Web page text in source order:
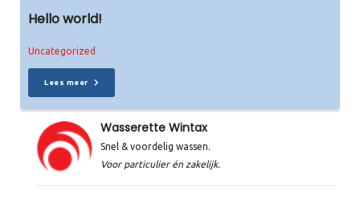
Hello world!
Uncategorized
Lees meer
Wasserette Wintax
Snel & voordelig wassen.
Voor particulier én zakelijk.